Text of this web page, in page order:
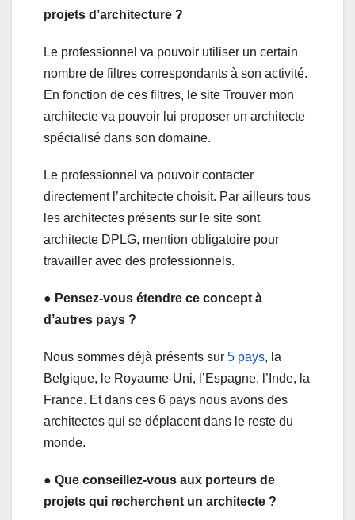
projets d’architecture ?
Le professionnel va pouvoir utiliser un certain
nombre de filtres correspondants à son activité.
En fonction de ces filtres, le site Trouver mon
architecte va pouvoir lui proposer un architecte
spécialisé dans son domaine.
Le professionnel va pouvoir contacter
directement l’architecte choisit. Par ailleurs tous
les architectes présents sur le site sont
architecte DPLG, mention obligatoire pour
travailler avec des professionnels.
● Pensez-vous étendre ce concept à
d’autres pays ?
Nous sommes déjà présents sur 5 pays, la
Belgique, le Royaume-Uni, l’Espagne, l’Inde, la
France. Et dans ces 6 pays nous avons des
architectes qui se déplacent dans le reste du
monde.
● Que conseillez-vous aux porteurs de
projets qui recherchent un architecte ?